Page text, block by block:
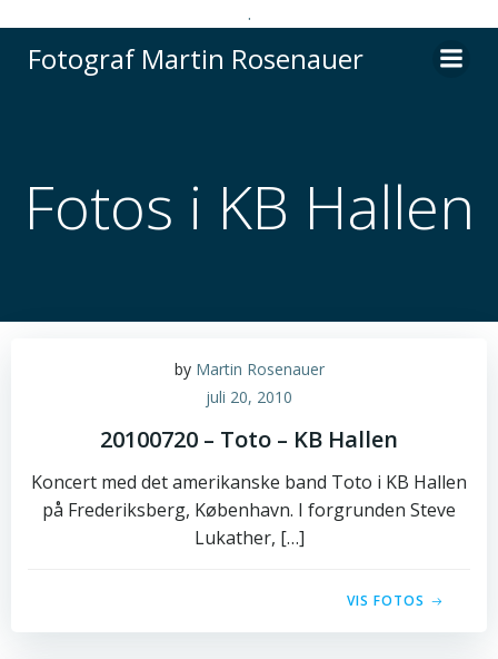
.
til
Fotograf Martin Rosenauer
Fotos i KB Hallen
by Martin Rosenauer
juli 20, 2010
20100720 – Toto – KB Hallen
Koncert med det amerikanske band Toto i KB Hallen
på Frederiksberg, København. I forgrunden Steve
Lukather, […]
VIS FOTOS